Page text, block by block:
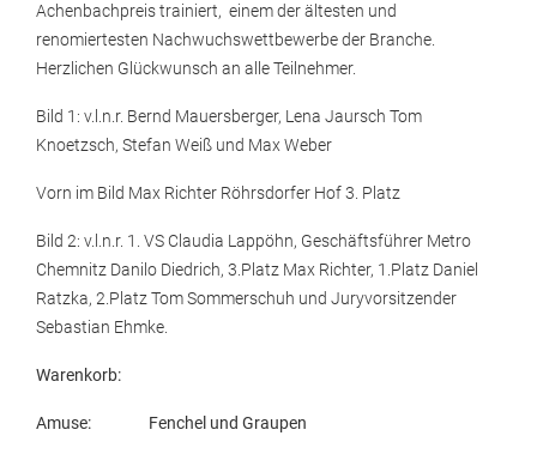
Achenbachpreis trainiert, einem der ältesten und
renomiertesten Nachwuchswettbewerbe der Branche.
Herzlichen Glückwunsch an alle Teilnehmer.
Bild 1: v.l.n.r. Bernd Mauersberger, Lena Jaursch Tom
Knoetzsch, Stefan Weiß und Max Weber
Vorn im Bild Max Richter Röhrsdorfer Hof 3. Platz
Bild 2: v.l.n.r. 1. VS Claudia Lappöhn, Geschäftsführer Metro
Chemnitz Danilo Diedrich, 3.Platz Max Richter, 1.Platz Daniel
Ratzka, 2.Platz Tom Sommerschuh und Juryvorsitzender
Sebastian Ehmke.
Warenkorb:
Amuse: Fenchel und Graupen